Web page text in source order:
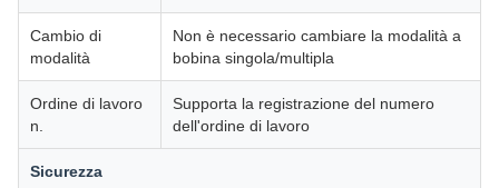
Cambio di
modalità
Non è necessario cambiare la modalità a
bobina singola/multipla
Ordine di lavoro
n.
Supporta la registrazione del numero
dell'ordine di lavoro
Sicurezza